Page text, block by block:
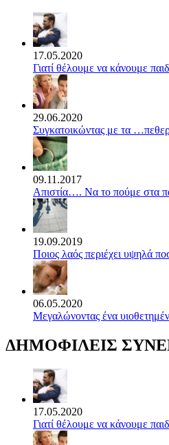
17.05.2020
Γιατί θέλουμε να κάνουμε
29.06.2020
Συγκατοικώντας με τα
09.11.2017
Απιστία…. Να το πούμε στα
19.09.2019
Ποιος λαός περιέχει υψηλά
06.05.2020
Mεγαλώνοντας ένα
ΔΗΜΟΦΙΛΕΙΣ
17.05.2020
Γιατί θέλουμε να κάνουμε